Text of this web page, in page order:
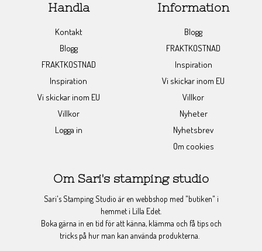
Handla
Kontakt
Blogg
FRAKTKOSTNAD
Inspiration
Vi skickar inom EU
Villkor
Logga in
Information
Blogg
FRAKTKOSTNAD
Inspiration
Vi skickar inom EU
Villkor
Nyheter
Nyhetsbrev
Om cookies
Om Sari's stamping studio
Sari's Stamping Studio är en webbshop med "butiken" i
hemmet i Lilla Edet.
Boka gärna in en tid för att känna, klämma och få tips och
tricks på hur man kan använda produkterna.